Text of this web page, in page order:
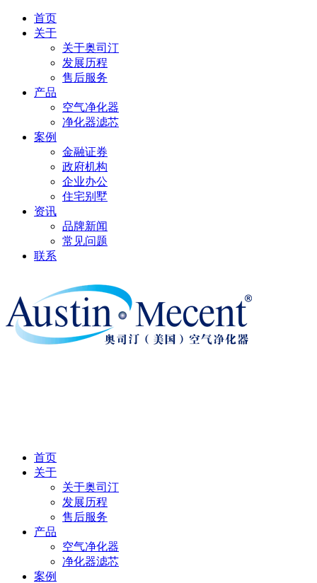
首页
关于
关于奥司汀
发展历程
售后服务
产品
空气净化器
净化器滤芯
案例
金融证券
政府机构
企业办公
住宅别墅
资讯
品牌新闻
常见问题
联系
首页
关于
关于奥司汀
发展历程
售后服务
产品
空气净化器
净化器滤芯
案例